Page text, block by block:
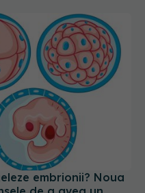
embrionii? Noua
de a avea un